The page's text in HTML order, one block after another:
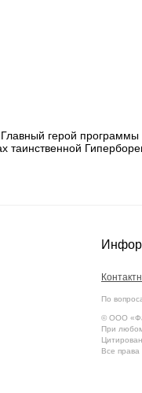
герой программы
По
© ООО
При
Все